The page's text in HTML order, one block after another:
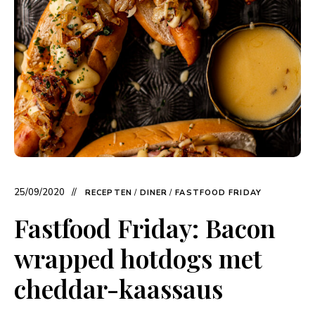
25/09/2020 RECEPTEN / DINER / FASTFOOD FRIDAY
Fastfood Friday: Bacon
wrapped hotdogs met
cheddar-kaassaus